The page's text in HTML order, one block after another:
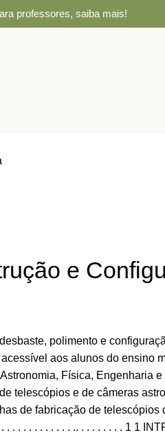
professores, saiba mais!
e
polimento e
aos alunos do ensino
Física, Engenharia
telescópios e de câmeras
de fabricação de
. . . . . . . . . .. . . . . . . . . 1 1